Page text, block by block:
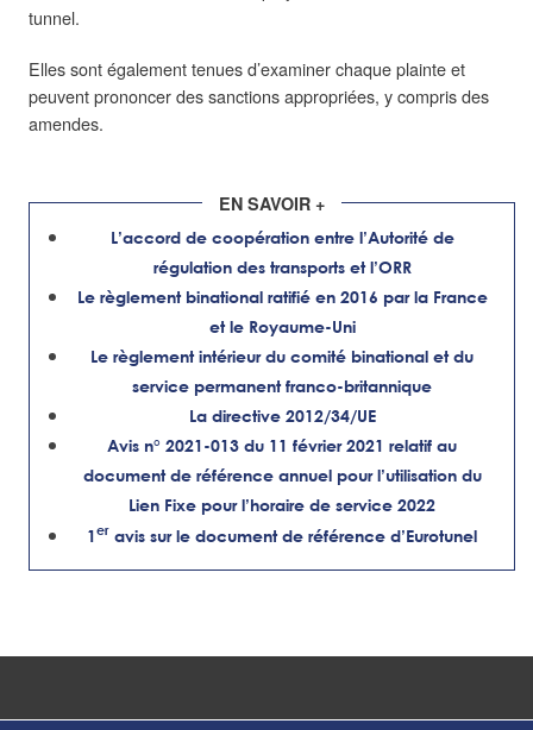
tunnel.
Elles sont également tenues d’examiner chaque plainte et
peuvent prononcer des sanctions appropriées, y compris des
amendes.
EN SAVOIR +
L’accord de coopération entre l’Autorité de
régulation des transports et l’ORR
Le règlement binational ratifié en 2016 par la France
et le Royaume-Uni
Le règlement intérieur du comité binational et du
service permanent franco-britannique
La directive 2012/34/UE
Avis n° 2021-013 du 11 février 2021 relatif au
document de référence annuel pour l’utilisation du
Lien Fixe pour l’horaire de service 2022
1er avis sur le document de référence d’Eurotunel